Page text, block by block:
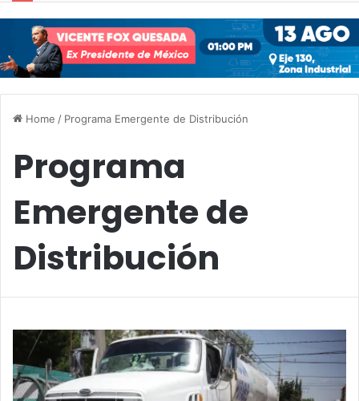
Home / Programa Emergente de Distribución
Programa
Emergente de
Distribución